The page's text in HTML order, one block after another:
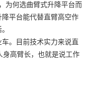
为何选曲臂式升降平台而
平台能代替直臂高空作
。目前技术实力来说直
高臂长，也就是说工作